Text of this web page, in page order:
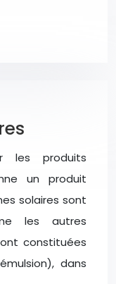
les produits
un produit
solaires sont
les autres
constituées
dans